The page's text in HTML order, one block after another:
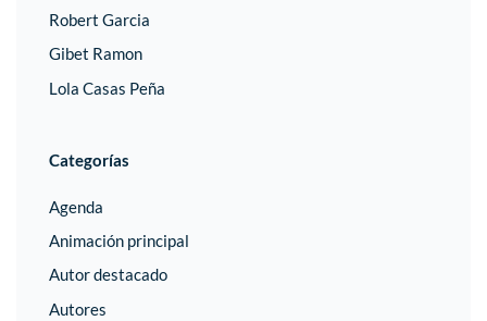
Robert Garcia
Gibet Ramon
Lola Casas Peña
Categorías
Agenda
Animación principal
Autor destacado
Autores